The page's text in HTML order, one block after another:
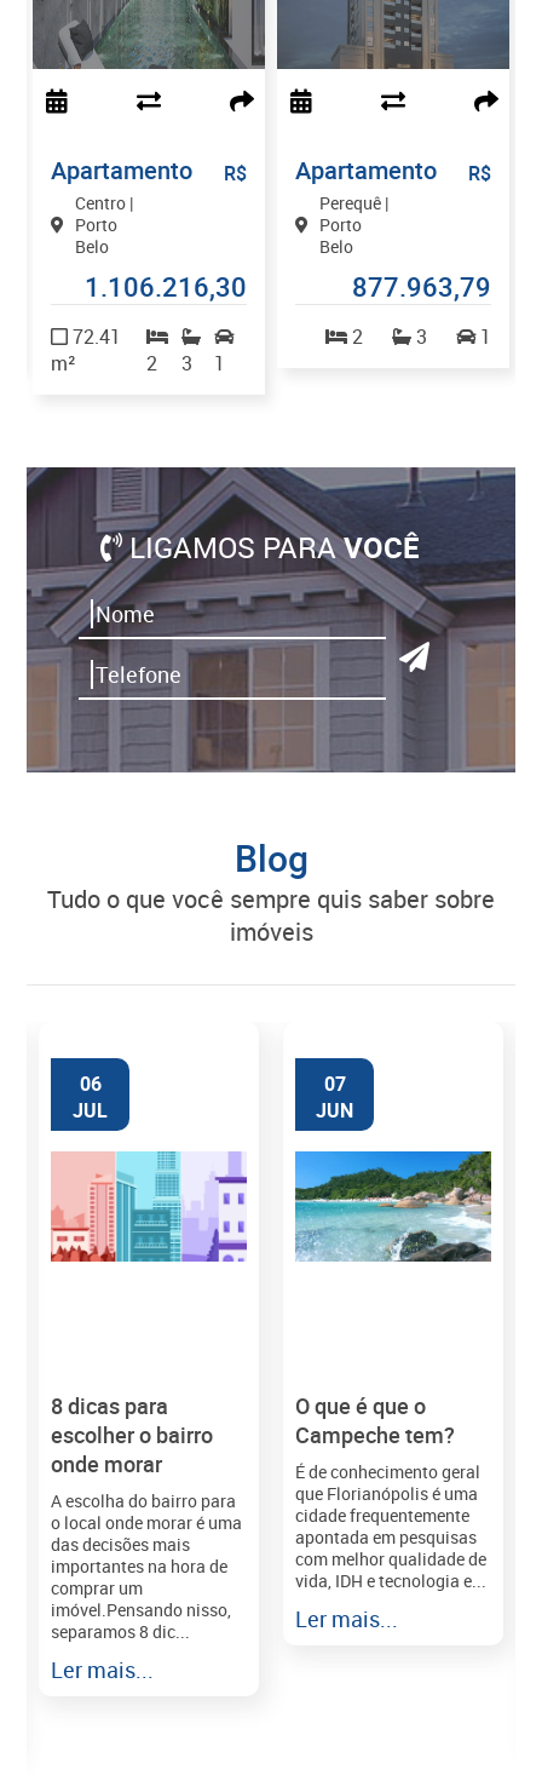
Apartamento
Centro |
Porto
Belo
R$
1.106.216,30
72.41
m²
2 3 1
Apartamento
Perequê |
Porto
Belo
R$
877.963,79
2 3 1
LIGAMOS PARAVOCÊ
Blog
tudo o que você sempre quis saber sobre
imóveis
06
JUL
8 dicas para
escolher o bairro
onde morar
A escolha do bairro para
o local onde morar é uma
das decisões mais
importantes na hora de
comprar um
imóvel.Pensando nisso,
separamos 8 dic...
Ler mais...
07
JUN
O que é que o
Campeche tem?
É de conhecimento geral
que Florianópolis é uma
cidade frequentemente
apontada em pesquisas
com melhor qualidade de
vida, IDH e tecnologia e...
Ler mais...